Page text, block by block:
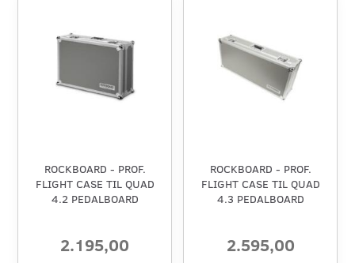
ROCKBOARD - PROF.
FLIGHT CASE TIL QUAD
4.2 PEDALBOARD
2.195,00
ROCKBOARD - PROF.
FLIGHT CASE TIL QUAD
4.3 PEDALBOARD
2.595,00